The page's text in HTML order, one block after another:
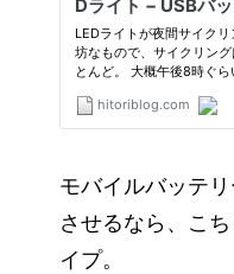
モバイルバッテ
させるなら、こ
イプ。